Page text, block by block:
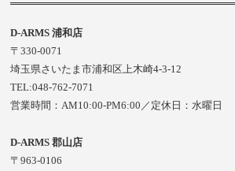
D-ARMS 浦和店
〒330-0071
埼玉県さいたま市浦和区上木崎4-3-12
TEL:048-762-7071
営業時間：AM10:00-PM6:00／定休日：水曜日
D-ARMS 郡山店
〒963-0106